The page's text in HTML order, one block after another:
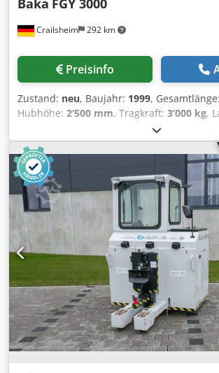
Crailsheim 292 km
Baka FGY 3000
Preisinfo
Zustand: neu, Baujahr: 1999, Gesamtlänge:
Hubhöhe: 2’500 mm, Tragkraft: 3’000 kg,
Baka FGY 3000 Antrieb Elektro Baujahr
2.500 Tragkraft (kg) 3.000 Dsdpfsxd Hv Rjx